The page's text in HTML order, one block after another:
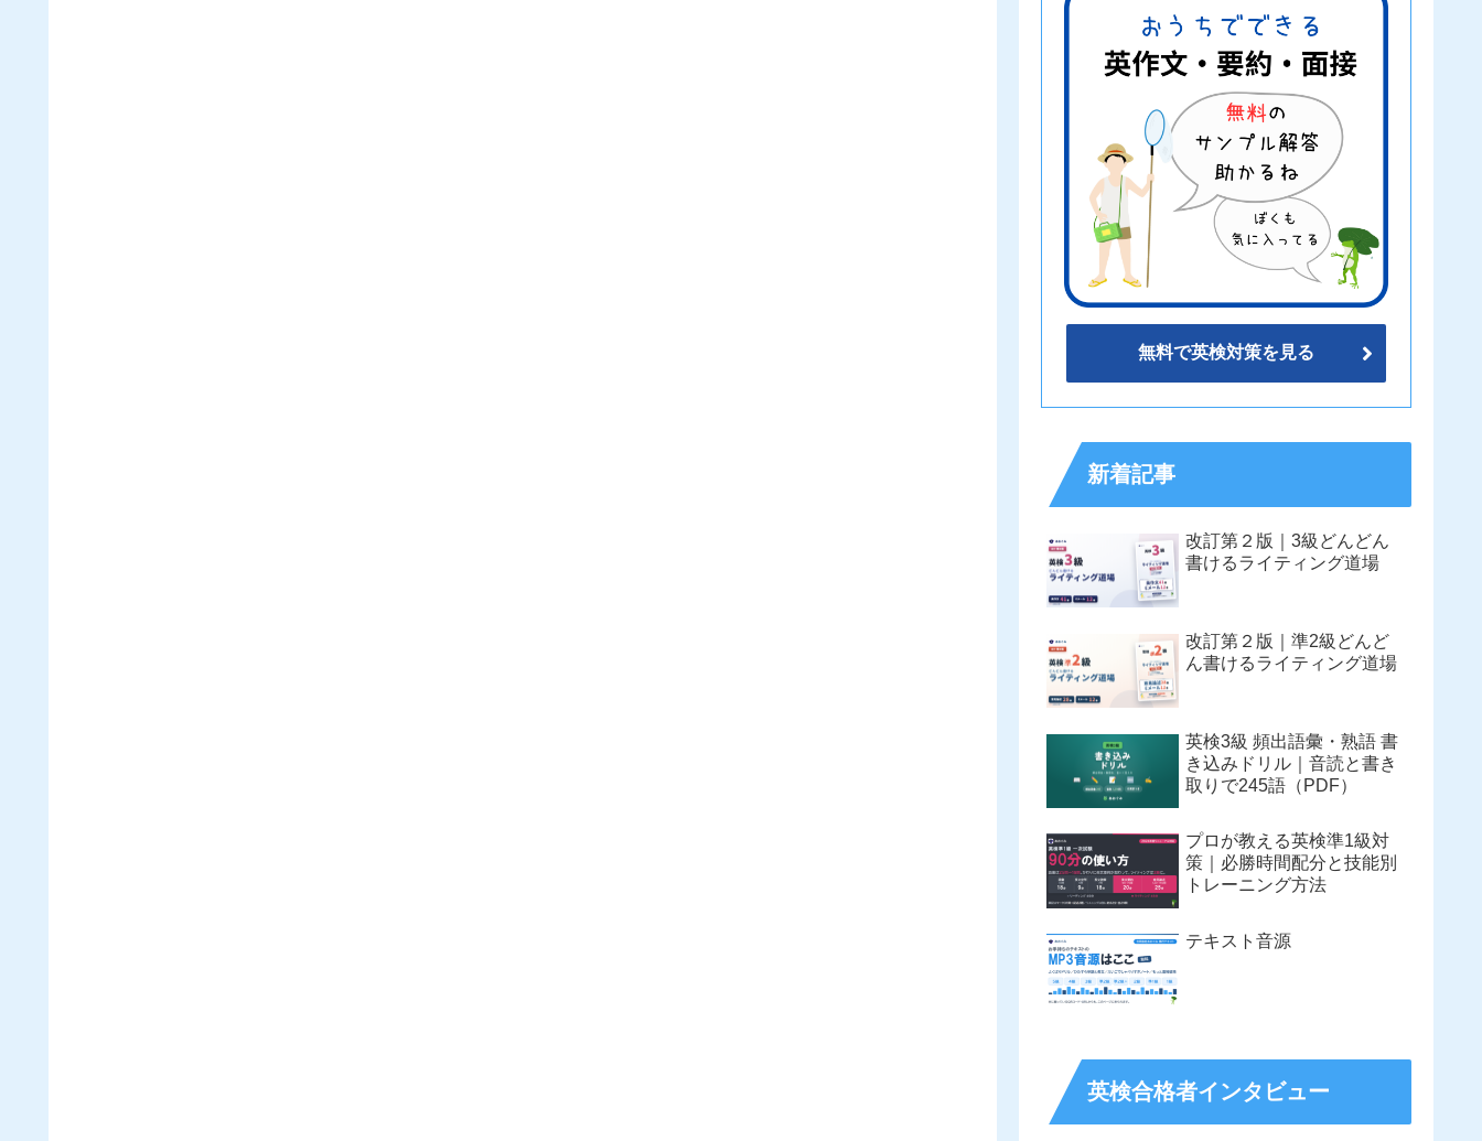
無料で英検対策を見る
新着記事
改訂第２版｜3級どんどん
書けるライティング道場
改訂第２版｜準2級どんど
ん書けるライティング道場
英検3級 頻出語彙・熟語 書
き込みドリル｜音読と書き
取りで245語（PDF）
プロが教える英検準1級対
策｜必勝時間配分と技能別
トレーニング方法
テキスト音源
英検合格者インタビュー